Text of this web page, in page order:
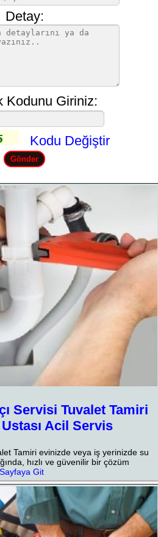
Detay:
Kodunu Giriniz:
Kodu Değiştir
Servisi Tuvalet Tamiri
Ustası Acil Servis
Tamiri evinizde veya iş yerinizde su
hızlı ve güvenilir bir çözüm
Sayfaya Git